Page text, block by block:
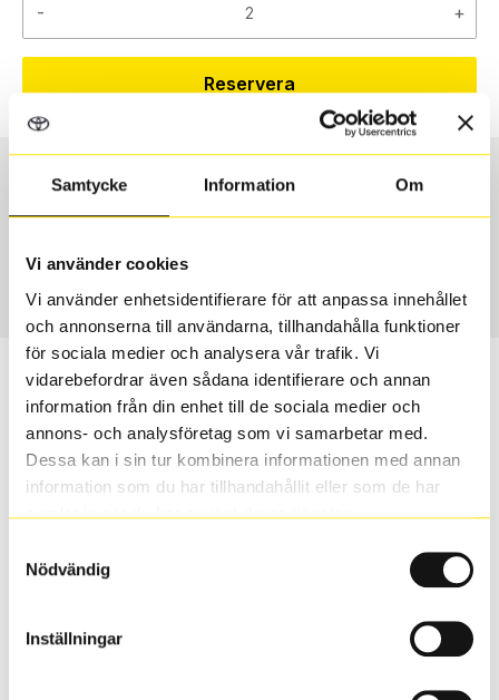
Samtycke Information Om
Vi använder cookies
Vi använder enhetsidentifierare för att anpassa innehållet
och annonserna till användarna, tillhandahålla funktioner
för sociala medier och analysera vår trafik. Vi
vidarebefordrar även sådana identifierare och annan
information från din enhet till de sociala medier och
annons- och analysföretag som vi samarbetar med.
Dessa kan i sin tur kombinera informationen med annan
information som du har tillhandahållit eller som de har
samlat in när du har använt deras tjänster.
Nödvändig
Inställningar
- +
Reservera
Art nummer
Passar detta däck min bil?
Ange registreringsnummer för att se om det däck du
valt passar din bilmodell. Om du köper däck som skall
sättas på dina befintliga fälgar, se till att kolla en extra
gång så att däck och fälg har samma dimensioner.
inte vara samma dimension som bilen hade ut från